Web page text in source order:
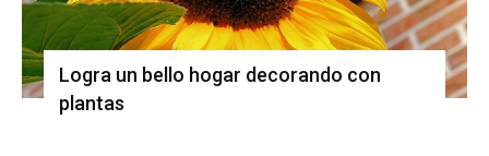
Logra un bello hogar decorando con
plantas